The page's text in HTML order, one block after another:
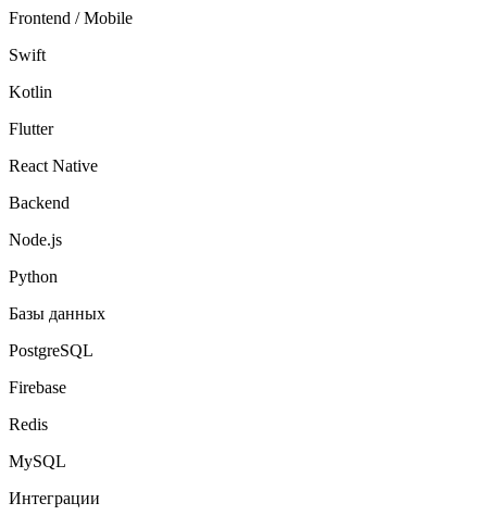
Frontend / Mobile
Swift
Kotlin
Flutter
React Native
Backend
Node.js
Python
Базы данных
PostgreSQL
Firebase
Redis
MySQL
Интеграции